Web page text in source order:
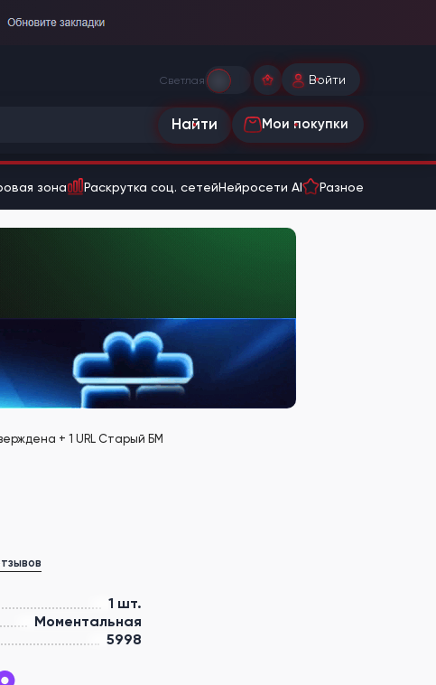
Светлая Войти
Найти Мои покупки
зона Раскрутка соц. сетейНейросети AI Разное
+ 1 URL Старый БМ
1 шт.
Моментальная
5998